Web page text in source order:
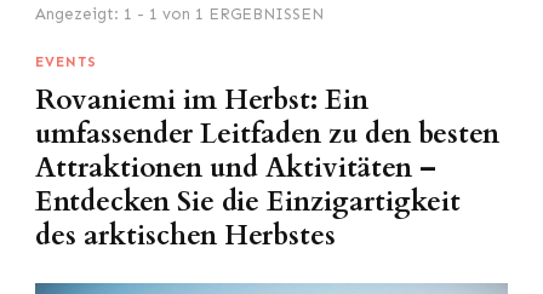
Angezeigt: 1 - 1 von 1 ERGEBNISSEN
EVENTS
Rovaniemi im Herbst: Ein
umfassender Leitfaden zu den besten
Attraktionen und Aktivitäten –
Entdecken Sie die Einzigartigkeit
des arktischen Herbstes